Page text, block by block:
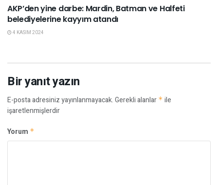
AKP’den yine darbe: Mardin, Batman ve Halfeti
belediyelerine kayyım atandı
4 KASIM 2024
Bir yanıt yazın
E-posta adresiniz yayınlanmayacak.Gerekli alanlar * ile
işaretlenmişlerdir
Yorum *